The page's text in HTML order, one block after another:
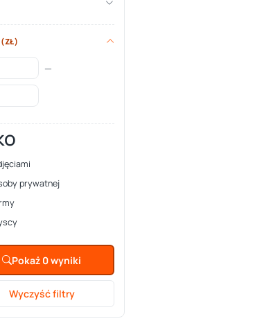
(ZŁ)
—
prywatnej
Pokaż 0 wyniki
Wyczyść filtry